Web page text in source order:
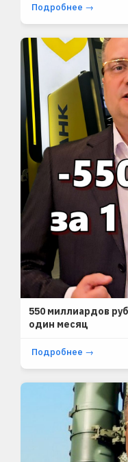
Подробнее →
SHORTS
550 миллиардов
один месяц
Подробнее →